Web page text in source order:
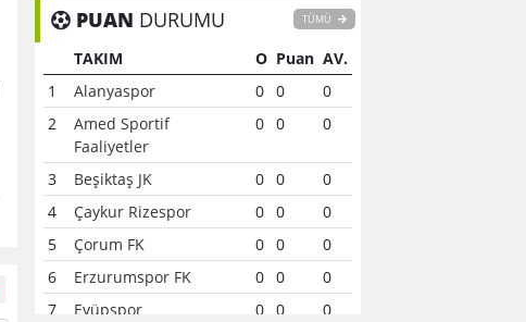
PUAN DURUMU TÜMÜ
TAKIM O Puan AV.
1
Alanyaspor 0 0
0
2
Amed Sportif
Faaliyetler
0 0 0
3 Beşiktaş JK 0 0
0
4
Çaykur Rizespor 0 0
0
5
Çorum FK 0 0
0
6
Erzurumspor FK 0 0
0
7
Eyüpspor 0 0
0